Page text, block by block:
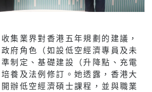
集業界對香港五年規劃的建議，
府角色（如設低空經濟專員及未
制定、基礎建設（升降點、充電
養及法例修訂。她透露，香港大
辦低空經濟碩士課程，並與職業